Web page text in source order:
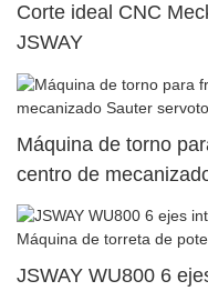
Corte ideal CNC
JSWAY
Máquina de torno
centro de
SY500/S500/SY300/
JSWAY WU800 6